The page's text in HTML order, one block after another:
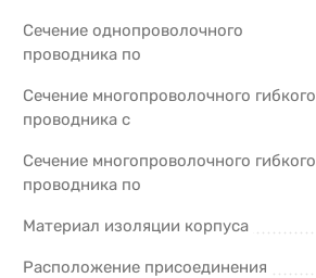
Сечение однопроволочного
проводника по
Сечение многопроволочного гибкого
проводника с
Сечение многопроволочного гибкого
проводника по
Материал изоляции корпуса
Расположение присоединения